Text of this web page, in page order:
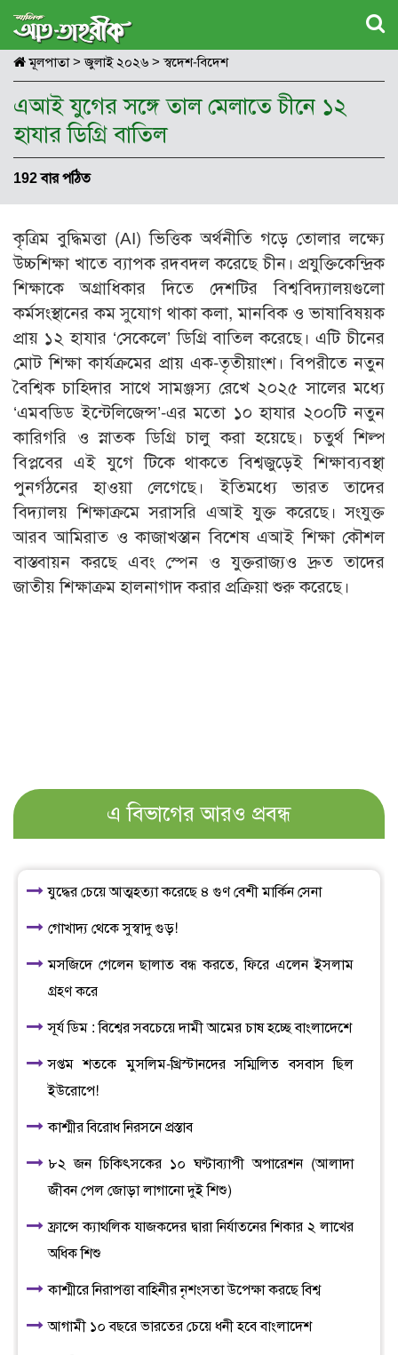
মূলপাতা> জুলাই ২০২৬ > স্বদেশ-বিদেশ
এআই যুগের সঙ্গে তাল মেলাতে চীনে ১২
হাযার ডিগ্রি বাতিল
192 বার পঠিত
কৃত্রিম বুদ্ধিমত্তা (AI) ভিত্তিক অর্থনীতি গড়ে তোলার লক্ষ্যে
উচ্চশিক্ষা খাতে ব্যাপক রদবদল করেছে চীন। প্রযুক্তিকেন্দ্রিক
শিক্ষাকে অগ্রাধিকার দিতে দেশটির বিশ্ববিদ্যালয়গুলো
কর্মসংস্থানের কম সুযোগ থাকা কলা, মানবিক ও ভাষাবিষয়ক
প্রায় ১২ হাযার ‘সেকেলে’ ডিগ্রি বাতিল করেছে। এটি চীনের
মোট শিক্ষা কার্যক্রমের প্রায় এক-তৃতীয়াংশ। বিপরীতে নতুন
বৈশ্বিক চাহিদার সাথে সামঞ্জস্য রেখে ২০২৫ সালের মধ্যে
‘এমবডিড ইন্টেলিজেন্স’-এর মতো ১০ হাযার ২০০টি নতুন
কারিগরি ও স্নাতক ডিগ্রি চালু করা হয়েছে। চতুর্থ শিল্প
বিপ্লবের এই যুগে টিকে থাকতে বিশ্বজুড়েই শিক্ষাব্যবস্থা
পুনর্গঠনের হাওয়া লেগেছে। ইতিমধ্যে ভারত তাদের
বিদ্যালয় শিক্ষাক্রমে সরাসরি এআই যুক্ত করেছে। সংযুক্ত
আরব আমিরাত ও কাজাখস্তান বিশেষ এআই শিক্ষা কৌশল
বাস্তবায়ন করছে এবং স্পেন ও যুক্তরাজ্যও দ্রুত তাদের
জাতীয় শিক্ষাক্রম হালনাগাদ করার প্রক্রিয়া শুরু করেছে।
এ বিভাগের আরও প্রবন্ধ
যুদ্ধের চেয়ে আত্মহত্যা করেছে ৪ গুণ বেশী মার্কিন সেনা
গোখাদ্য থেকে সুস্বাদু গুড়!
মসজিদে গেলেন ছালাত বন্ধ করতে, ফিরে এলেন ইসলাম
গ্রহণ করে
সূর্য ডিম : বিশ্বের সবচেয়ে দামী আমের চাষ হচ্ছে বাংলাদেশে
সপ্তম শতকে মুসলিম-খ্রিস্টানদের সম্মিলিত বসবাস ছিল
ইউরোপে!
কাশ্মীর বিরোধ নিরসনে প্রস্তাব
৮২ জন চিকিৎসকের ১০ ঘণ্টাব্যাপী অপারেশন (আলাদা
জীবন পেল জোড়া লাগানো দুই শিশু)
ফ্রান্সে ক্যাথলিক যাজকদের দ্বারা নির্যাতনের শিকার ২ লাখের
অধিক শিশু
কাশ্মীরে নিরাপত্তা বাহিনীর নৃশংসতা উপেক্ষা করছে বিশ্ব
আগামী ১০ বছরে ভারতের চেয়ে ধনী হবে বাংলাদেশ